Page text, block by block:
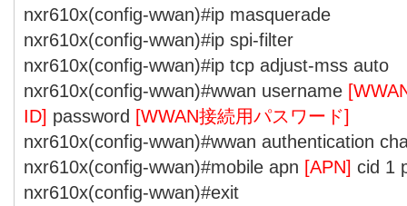
nxr610x(config-wwan)#ip masquerade
nxr610x(config-wwan)#ip spi-filter
nxr610x(config-wwan)#ip tcp adjust-mss auto
nxr610x(config-wwan)#wwan username
ID] password [WWAN接続用パスワード]
nxr610x(config-wwan)#wwan authentication
nxr610x(config-wwan)#mobile apn [APN] cid 1
nxr610x(config-wwan)#exit